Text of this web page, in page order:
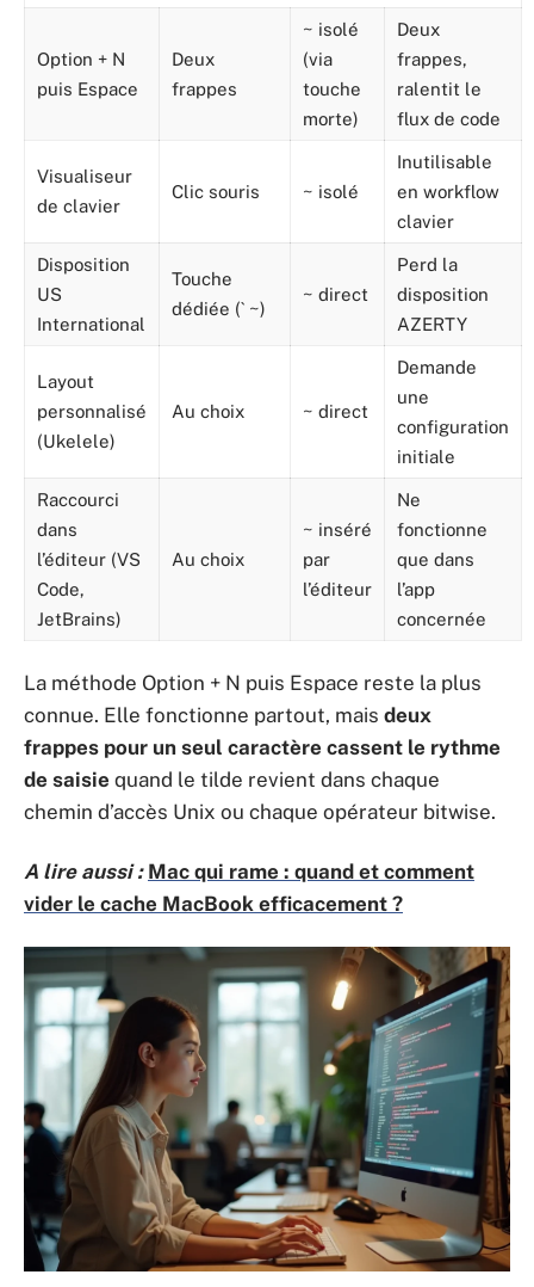
Option + N
puis Espace
Deux
frappes
~ isolé
(via
touche
morte)
Deux
frappes,
ralentit le
flux de code
Visualiseur
de clavier
Clic souris ~ isolé
Inutilisable
en workflow
clavier
Disposition
US
International
Touche
dédiée (` ~)
~ direct
Perd la
disposition
AZERTY
Layout
personnalisé
(Ukelele)
Au choix ~ direct
Demande
une
configuration
initiale
Raccourci
dans
l’éditeur (VS
Code,
JetBrains)
Au choix
~ inséré
par
l’éditeur
Ne
fonctionne
que dans
l’app
concernée
La méthode Option + N puis Espace reste la plus
connue. Elle fonctionne partout, mais deux
frappes pour un seul caractère cassent le rythme
de saisie quand le tilde revient dans chaque
chemin d’accès Unix ou chaque opérateur bitwise.
A lire aussi : Mac qui rame : quand et comment
vider le cache MacBook efficacement ?